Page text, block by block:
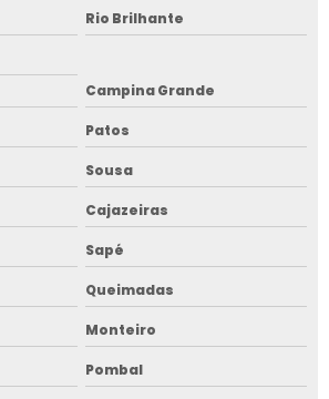
Rio Brilhante
Campina Grande
Patos
Sousa
Cajazeiras
Sapé
Queimadas
Monteiro
Pombal